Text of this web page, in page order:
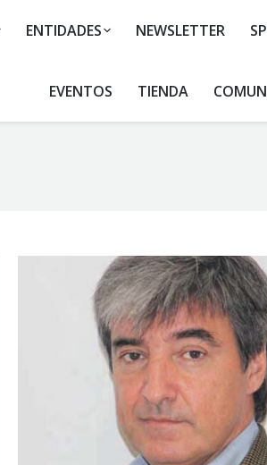
ENTIDADES NEWSLETTER
EVENTOS TIENDA